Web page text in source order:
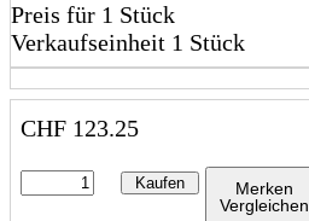
Preis für 1 Stück
Verkaufseinheit 1 Stück
CHF 123.25
Kaufen
Merken
Vergleichen